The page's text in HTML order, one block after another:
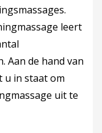
leert
Aan de hand van
u in staat om
uit te